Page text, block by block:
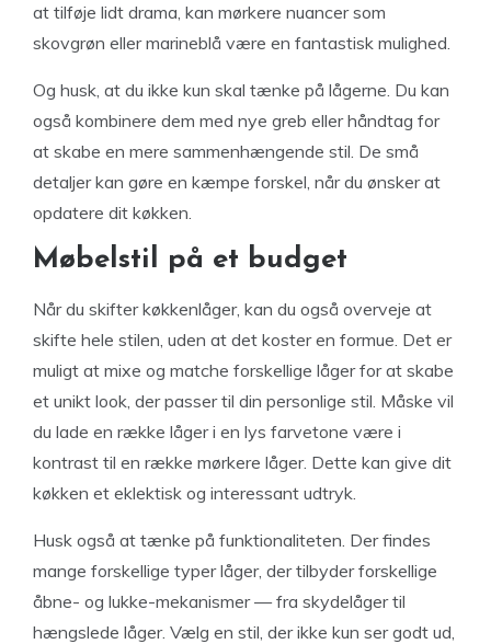
at tilføje lidt drama, kan mørkere nuancer som
skovgrøn eller marineblå være en fantastisk mulighed.
Og husk, at du ikke kun skal tænke på lågerne. Du kan
også kombinere dem med nye greb eller håndtag for
at skabe en mere sammenhængende stil. De små
detaljer kan gøre en kæmpe forskel, når du ønsker at
opdatere dit køkken.
Møbelstil på et budget
Når du skifter køkkenlåger, kan du også overveje at
skifte hele stilen, uden at det koster en formue. Det er
muligt at mixe og matche forskellige låger for at skabe
et unikt look, der passer til din personlige stil. Måske vil
du lade en række låger i en lys farvetone være i
kontrast til en række mørkere låger. Dette kan give dit
køkken et eklektisk og interessant udtryk.
Husk også at tænke på funktionaliteten. Der findes
mange forskellige typer låger, der tilbyder forskellige
åbne- og lukke-mekanismer — fra skydelåger til
hængslede låger. Vælg en stil, der ikke kun ser godt ud,